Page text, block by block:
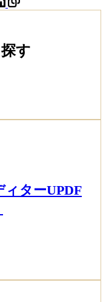
す
ィターUPDF